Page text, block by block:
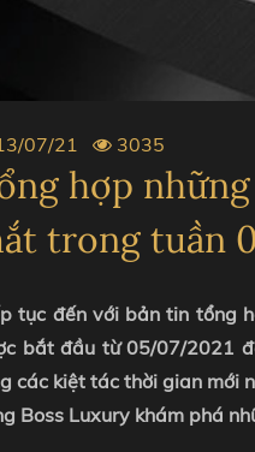
07/21 3035
hợp
trong tuần
tục đến với bản tin tổng
bắt đầu từ 05/07/2021
các kiệt tác thời gian mới
Boss Luxury khám phá